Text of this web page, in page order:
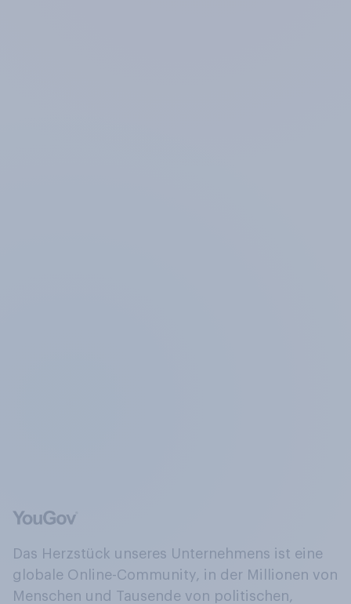
Das Herzstück unseres Unternehmens ist eine
globale Online-Community, in der Millionen von
Menschen und Tausende von politischen,